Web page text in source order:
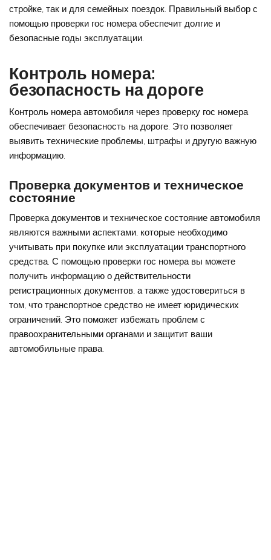
стройке, так и для семейных поездок. Правильный выбор с
помощью проверки гос номера обеспечит долгие и
безопасные годы эксплуатации.
Контроль номера:
безопасность на дороге
Контроль номера автомобиля через проверку гос номера
обеспечивает безопасность на дороге. Это позволяет
выявить технические проблемы, штрафы и другую важную
информацию.
Проверка документов и техническое
состояние
Проверка документов и техническое состояние автомобиля
являются важными аспектами, которые необходимо
учитывать при покупке или эксплуатации транспортного
средства. С помощью проверки гос номера вы можете
получить информацию о действительности
регистрационных документов, а также удостовериться в
том, что транспортное средство не имеет юридических
ограничений. Это поможет избежать проблем с
правоохранительными органами и защитит ваши
автомобильные права.